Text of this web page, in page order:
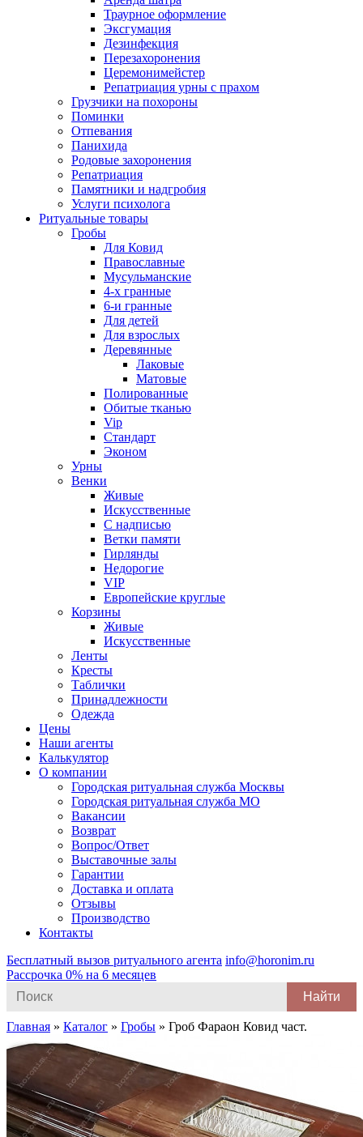
Траурное оформление
Эксгумация
Дезинфекция
Перезахоронения
Церемонимейстер
Репатриация урны с прахом
Грузчики на похороны
Поминки
Отпевания
Панихида
Родовые захоронения
Репатриация
Памятники и надгробия
Услуги психолога
Ритуальные товары
Гробы
Для Ковид
Православные
Мусульманские
4-х гранные
6-и гранные
Для детей
Для взрослых
Деревянные
Лаковые
Матовые
Полированные
Обитые тканью
Vip
Стандарт
Эконом
Урны
Венки
Живые
Искусственные
С надписью
Ветки памяти
Гирлянды
Недорогие
VIP
Европейские круглые
Корзины
Живые
Искусственные
Ленты
Кресты
Таблички
Принадлежности
Одежда
Цены
Наши агенты
Калькулятор
О компании
Городская ритуальная служба Москвы
Городская ритуальная служба МО
Вакансии
Возврат
Вопрос/Ответ
Выставочные залы
Гарантии
Доставка и оплата
Отзывы
Производство
Контакты
Бесплатный вызов ритуального агента info@horonim.ru
Рассрочка 0% на 6 месяцев
for:
Главная » Каталог » Гробы » Гроб Фараон Ковид част.